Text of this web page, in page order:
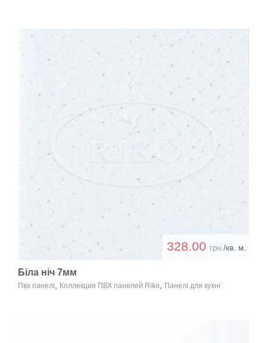
328.00 грн./кв. м.
Біла ніч 7мм
Пвх панелі Коллекция ПВХ панелей Riko Панелі для кухні